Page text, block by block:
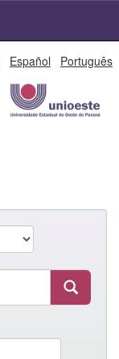
Español Português